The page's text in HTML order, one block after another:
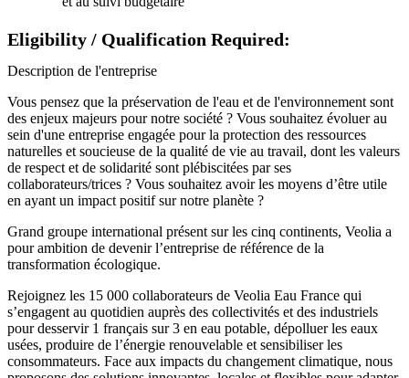
Eligibility / Qualification Required:
Description de l'entreprise
Vous pensez que la préservation de l'eau et de l'environnement sont
des enjeux majeurs pour notre société ? Vous souhaitez évoluer au
sein d'une entreprise engagée pour la protection des ressources
naturelles et soucieuse de la qualité de vie au travail, dont les valeurs
de respect et de solidarité sont plébiscitées par ses
collaborateurs/trices ? Vous souhaitez avoir les moyens d’être utile
en ayant un impact positif sur notre planète ?
Grand groupe international présent sur les cinq continents, Veolia a
pour ambition de devenir l’entreprise de référence de la
transformation écologique.
Rejoignez les 15 000 collaborateurs de Veolia Eau France qui
s’engagent au quotidien auprès des collectivités et des industriels
pour desservir 1 français sur 3 en eau potable, dépolluer les eaux
usées, produire de l’énergie renouvelable et sensibiliser les
consommateurs. Face aux impacts du changement climatique, nous